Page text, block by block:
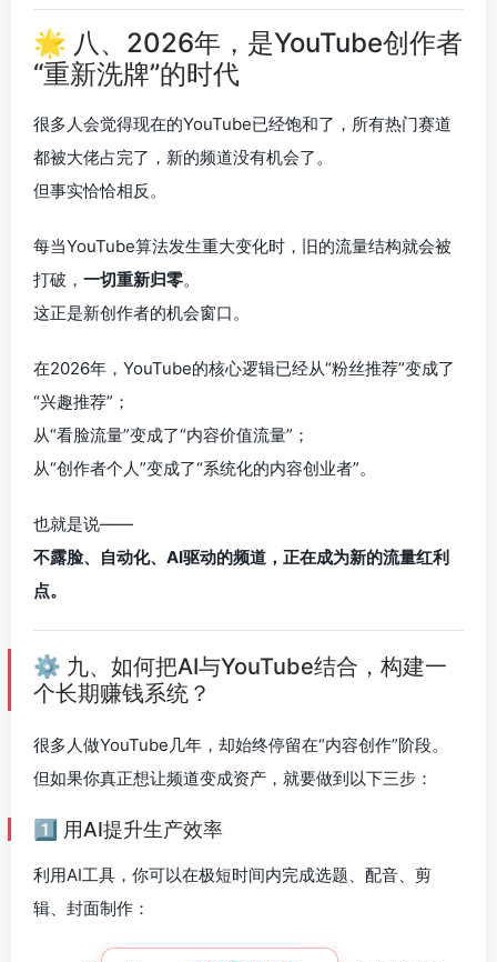
🌟 八、2026年，是YouTube创作者
“重新洗牌”的时代
很多人会觉得现在的YouTube已经饱和了，所有热门赛道
都被大佬占完了，新的频道没有机会了。
但事实恰恰相反。
每当YouTube算法发生重大变化时，旧的流量结构就会被
打破， 一切重新归零。
这正是新创作者的机会窗口。
在2026年，YouTube的核心逻辑已经从“粉丝推荐”变成了
“兴趣推荐”；
从“看脸流量”变成了“内容价值流量”；
从“创作者个人”变成了“系统化的内容创业者”。
也就是说——
不露脸、自动化、AI驱动的频道，正在成为新的流量红利
点。
⚙️ 九、如何把AI与YouTube结合，构建一
个长期赚钱系统？
很多人做YouTube几年，却始终停留在“内容创作”阶段。
但如果你真正想让频道变成资产，就要做到以下三步：
1️⃣ 用AI提升生产效率
利用AI工具，你可以在极短时间内完成选题、配音、剪
辑、封面制作：